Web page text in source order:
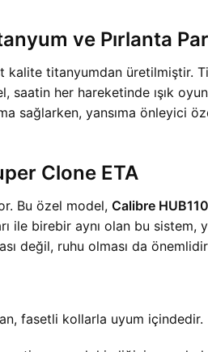
ve Pırlanta
kalite titanyumdan üretilmiştir.
her hareketinde ışık
sağlarken, yansıma önleyici
Clone ETA
Bu özel model, Calibre
ile birebir aynı olan bu
değil, ruhu olması da
fasetli kollarla uyum içindedir.